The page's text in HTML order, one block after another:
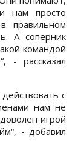
нам просто
правильном
А соперник
командой
- рассказал
с
нам не
игрой
- добавил